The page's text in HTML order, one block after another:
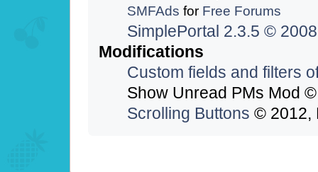
SMFAds for Free Forums
SimplePortal 2.3.5 ©
Modifications
Custom fields and filters
Show Unread PMs Mod
Scrolling Buttons © 2012,